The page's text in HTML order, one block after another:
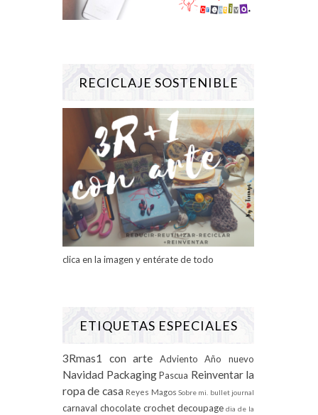
RECICLAJE SOSTENIBLE
clica en la imagen y entérate de todo
ETIQUETAS ESPECIALES
3Rmas1 con arte Adviento Año nuevo
Navidad Packaging Pascua Reinventar la
ropa de casa Reyes Magos Sobre mi. bullet journal
carnaval chocolate crochet decoupage dia de la